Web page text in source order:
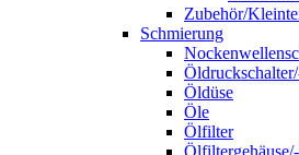
Zubehör/
Schmierung
Öldüse
Öle
Ölfilter